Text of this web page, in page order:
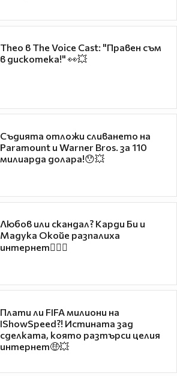
Theo в The Voice Cast: "Правен съм
в дискотека!" 👀💥
Съдията отложи сливането на
Paramount и Warner Bros. за 110
милиарда долара!😯💥
Любов или скандал? Карди Би и
Мадука Окойе разпалиха
интернет❤️‍🔥🔥
Плати ли FIFA милиони на
IShowSpeed?! Истината зад
сделката, която разтърси целия
интернет🤑💥